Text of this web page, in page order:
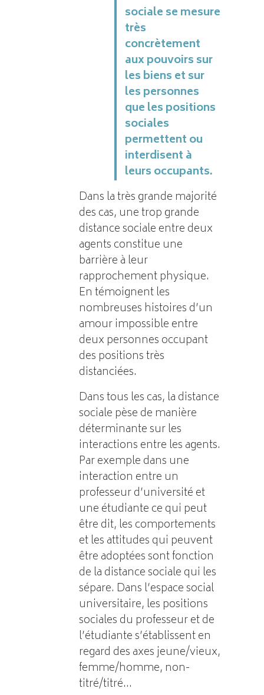
sociale se mesure
très
concrètement
aux pouvoirs sur
les biens et sur
les personnes
que les positions
sociales
permettent ou
interdisent à
leurs occupants.
Dans la très grande majorité
des cas, une trop grande
distance sociale entre deux
agents constitue une
barrière à leur
rapprochement physique.
En témoignent les
nombreuses histoires d’un
amour impossible entre
deux personnes occupant
des positions très
distanciées.
Dans tous les cas, la distance
sociale pèse de manière
déterminante sur les
interactions entre les agents.
Par exemple dans une
interaction entre un
professeur d’université et
une étudiante ce qui peut
être dit, les comportements
et les attitudes qui peuvent
être adoptées sont fonction
de la distance sociale qui les
sépare. Dans l’espace social
universitaire, les positions
sociales du professeur et de
l’étudiante s’établissent en
regard des axes jeune/vieux,
femme/homme, non-
titré/titré…